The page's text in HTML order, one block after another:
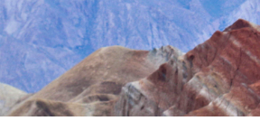
发展简史
组织机构
师资力量
学院发文
党委会议纪要
党政联席会议